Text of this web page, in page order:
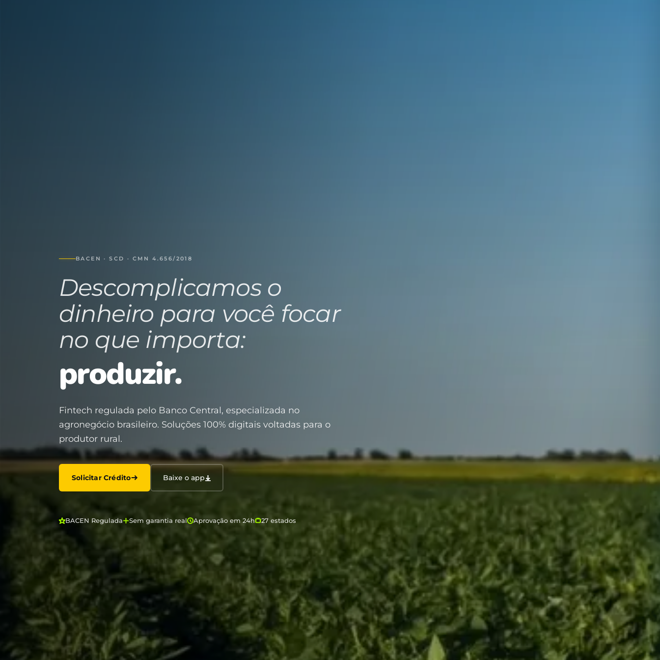
BACEN · SCD · CMN 4.656/2018
Descomplicamos o
dinheiro para você focar
no que importa:
produzir.
Fintech regulada pelo Banco Central, especializada no
agronegócio brasileiro. Soluções 100% digitais voltadas para o
produtor rural.
Solicitar Crédito Baixe o app
BACEN Regulada Sem garantia real Aprovação em 24h 27 estados